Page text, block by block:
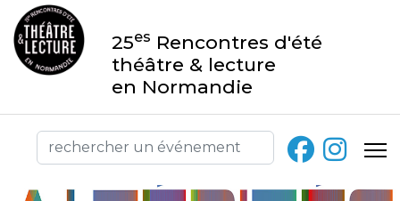
25es Rencontres d'été
théâtre & lecture
en Normandie